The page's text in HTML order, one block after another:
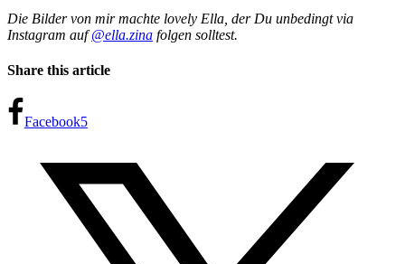
Die Bilder von mir machte lovely Ella, der Du unbedingt via
Instagram auf@ella.zina folgen solltest.
Share this article
Facebook5